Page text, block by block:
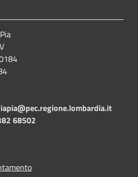
regione.lombardia.it
68502